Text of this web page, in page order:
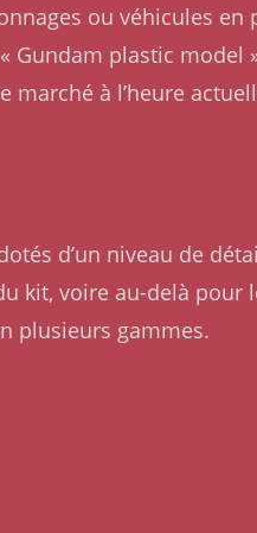
ou véhicules en
Gundam plastic model
marché à l’heure
d’un niveau de
kit, voire au-delà pour
plusieurs gammes.